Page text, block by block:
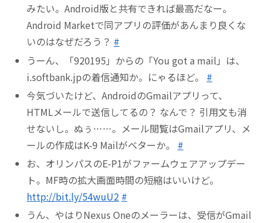
みたい。Android版と共有できれば最高だなー。
Android Marketで同アプリの評価があんまり良くな
いのはなぜだろう？ #
うーん、「920195」からの「You got a mail」は、
i.softbank.jpの着信通知か。にゃるほど。 #
今気づいたけど、AndroidのGmailアプリって、
HTMLメールで送信してるの？ なんで？ 引用文も消
せないし。ぬぅ……。メール閲覧はGmailアプリ、メ
ールの作成はK-9 Mailがベターか。 #
お、オリンパスのE-P1がファームウェアアップデー
ト。MF時の拡大画面時間の短縮はいいけど。
http://bit.ly/54wuU2 #
うん、やはりNexus Oneのメーラーは、受信がGmail